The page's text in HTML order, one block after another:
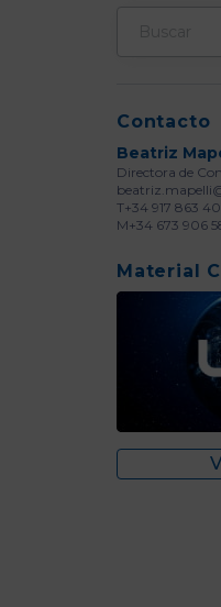
Contacto
Beatriz
Directora de
T+34 917 863
M+34 673 906
Material